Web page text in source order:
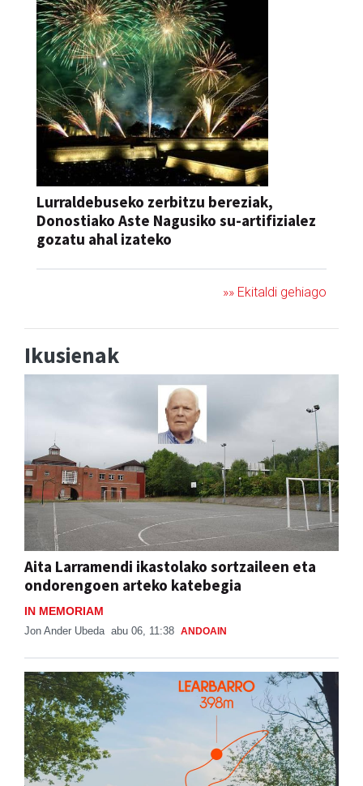
Lurraldebuseko zerbitzu bereziak,
Donostiako Aste Nagusiko su-artifizialez
gozatu ahal izateko
»» Ekitaldi gehiago
Ikusienak
Aita Larramendi ikastolako sortzaileen eta
ondorengoen arteko katebegia
IN MEMORIAM
Jon Ander Ubeda abu 06, 11:38 ANDOAIN